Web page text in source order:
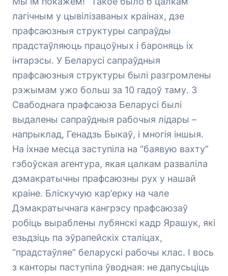
лагічным у цывілізаваных краінах, дзе
прафсаюзныя структуры сапраўды
прадстаўляюць працоўных і бароняць іх
інтарэсы. У Беларусі сапраўдныя
прафсаюзныя структуры былі разгромлены
рэжымам ужо больш за 10 гадоў таму. З
Свабоднага прафсаюза Беларусі былі
выдалены сапраўдныя рабочыя лідары –
напрыклад, Генадзь Быкаў, і многія іншыя.
На іхнае месца заступіла на “баявую вахту”
гэбоўская агентура, якая цалкам разваліла
дэмакратычны прафсаюзны рух у нашай
краіне. Бліскучую кар’ерку на чале
Дэмакратычнага кангрэсу прафсаюзаў
робіць выраблены лубянскі кадр Ярашук, які
езьдзіць па эўрапейскіх сталіцах,
“прадстаўляе” беларускі рабочы клас. І вось
з канторы паступіла ўводная: не дапусьціць